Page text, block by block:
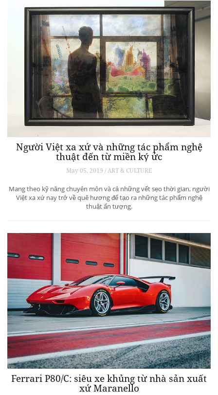
Người Việt xa xứ và những tác phẩm nghệ
thuật đến từ miền ký ức
May 05, 2019 / ART & CULTURE
Mang theo kỹ năng chuyên môn và cả những vết sẹo thời gian, người
Việt xa xứ nay trở về quê hương để tạo ra những tác phẩm nghệ
thuật ấn tượng.
Ferrari P80/C: siêu xe khủng từ ​​nhà sản xuất
xứ Maranello